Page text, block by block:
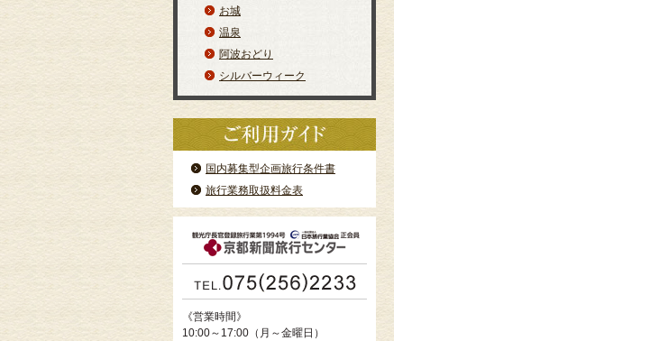
お城
温泉
阿波おどり
シルバーウィーク
国内募集型企画旅行条件書
旅行業務取扱料金表
《営業時間》
10:00～17:00（月～金曜日）